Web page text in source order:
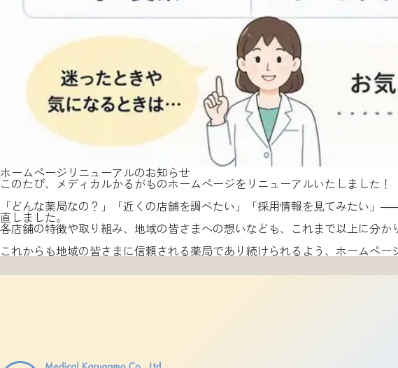
ホームページリニューアルのお知らせ
このたび、メディカルかるがものホームページをリニューアルいたしました！
「どんな薬局なの？」「近くの店舗を調べたい」「採用情報を見てみたい
直しました。
各店舗の特徴や取り組み、地域の皆さまへの想いなども、これまで以上に分か
これからも地域の皆さまに信頼される薬局であり続けられるよう、ホームペ